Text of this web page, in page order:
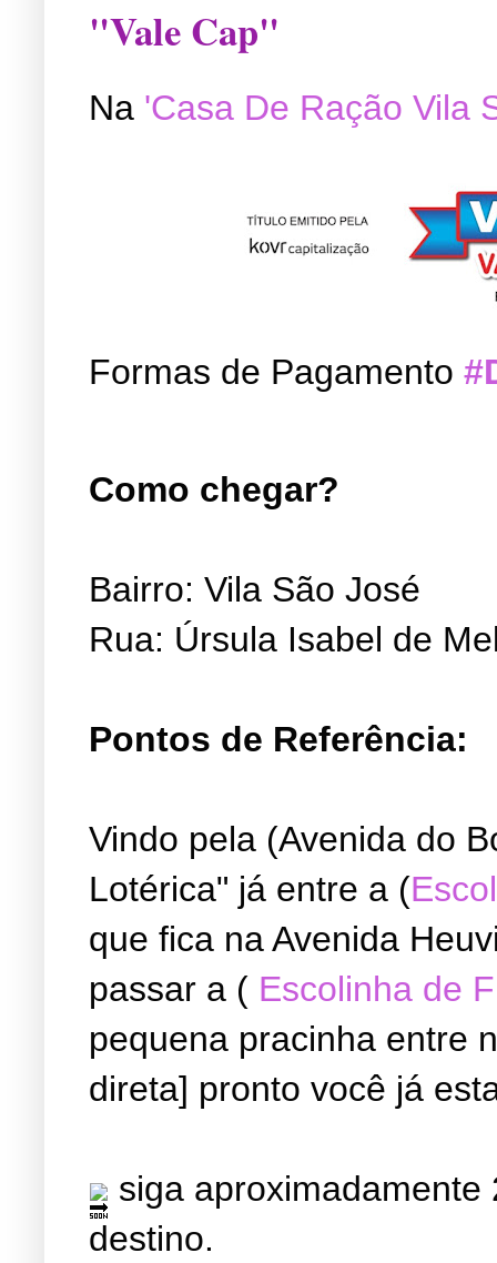
"Vale Cap"
Na 'Casa De Ração Vila
Formas de Pagamento
Como chegar?
Bairro: Vila São José
Rua: Úrsula Isabel de
Pontos de Referência:
Vindo pela (Avenida do
Lotérica" já entre a (
que fica na Avenida
passar a ( Escolinha de
pequena pracinha entre
direta] pronto você já
siga
destino.